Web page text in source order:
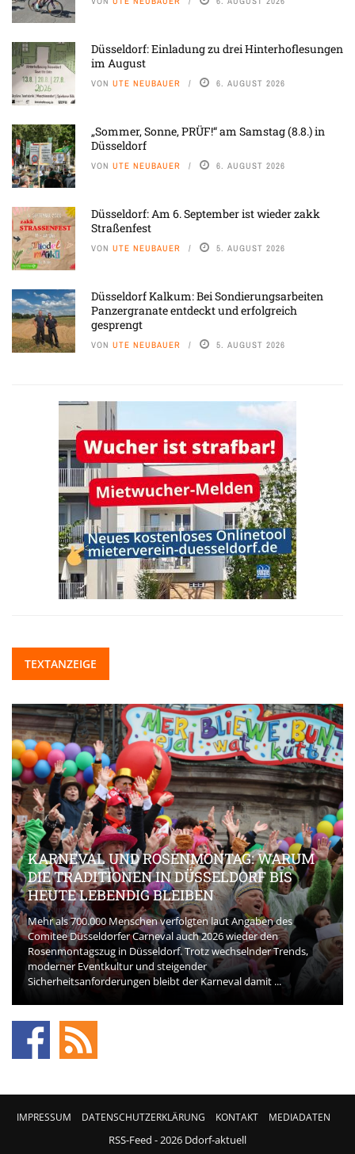
Düsseldorf: Einladung zu drei Hinterhoflesungen
im August
VON UTE NEUBAUER 6. AUGUST 2026
„Sommer, Sonne, PRÜF!“ am Samstag (8.8.) in
Düsseldorf
VON UTE NEUBAUER 6. AUGUST 2026
Düsseldorf: Am 6. September ist wieder zakk
Straßenfest
VON UTE NEUBAUER 5. AUGUST 2026
Düsseldorf Kalkum: Bei Sondierungsarbeiten
Panzergranate entdeckt und erfolgreich
gesprengt
VON UTE NEUBAUER 5. AUGUST 2026
TEXTANZEIGE
KARNEVAL UND ROSENMONTAG: WARUM
DIE TRADITIONEN IN DÜSSELDORF BIS
HEUTE LEBENDIG BLEIBEN
Mehr als 700.000 Menschen verfolgten laut Angaben des
Comitee Düsseldorfer Carneval auch 2026 wieder den
Rosenmontagszug in Düsseldorf. Trotz wechselnder Trends,
moderner Eventkultur und steigender
Sicherheitsanforderungen bleibt der Karneval damit ...
IMPRESSUM DATENSCHUTZERKLÄRUNG KONTAKT MEDIADATEN
RSS-Feed - 2026 Ddorf-aktuell